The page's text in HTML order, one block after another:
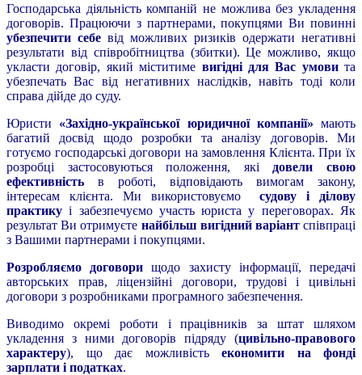
Господарська діяльність компаній не можлива без укладення
договорів. Працюючи з партнерами, покупцями Ви повинні
убезпечити себе від можливих ризиків одержати негативні
результати від співробітництва (збитки). Це можливо, якщо
укласти договір, який міститиме вигідні для Вас умовита
убезпечать Вас від негативних наслідків, навіть тоді коли
справа дійде до суду.
Юристи «Західно-української юридичної компанії» мають
багатий досвід щодо розробки та аналізу договорів. Ми
готуємо господарські договори на замовлення Клієнта. При їх
розробці застосовуються положення, які довели свою
ефективність в роботі, відповідають вимогам закону,
інтересам клієнта. Ми використовуємосудову і ділову
практику і забезпечуємо участь юриста у переговорах. Як
результат Ви отримуєте найбільш вигідний варіантспівпраці
з Вашими партнерами і покупцями.
Розробляємо договори щодо захисту інформації, передачі
авторських прав, ліцензійні договори, трудові і цивільні
договори з розробниками програмного забезпечення.
Виводимо окремі роботи і працівників за штат шляхом
укладення з ними договорів підряду (цивільно-правового
характеру), що дає можливість економити на фонді
зарплати і податках.